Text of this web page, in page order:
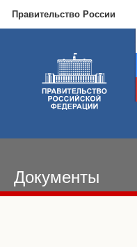
Правительство России
Документы